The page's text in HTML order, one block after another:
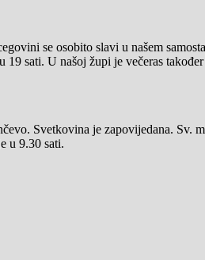
se osobito slavi u našem
sati. U našoj župi je večeras
Svetkovina je zapovijedana. Sv.
u 9.30 sati.